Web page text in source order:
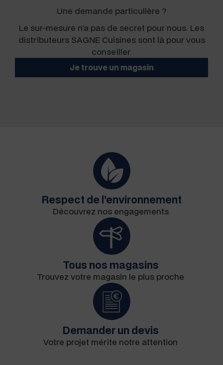
Une demande particulière ?
Le sur-mesure n’a pas de secret pour nous. Les
dis­trib­u­teurs SAGNE Cuisines sont là pour vous
conseiller.
Je trou­ve un magasin
Respect de l’environnement
Décou­vrez nos engagements
Tous nos magasins
Trou­vez votre mag­a­sin le plus proche
Demander un devis
Votre pro­jet mérite notre attention